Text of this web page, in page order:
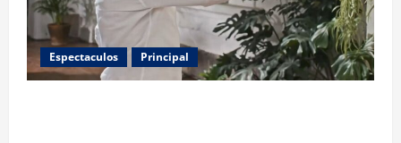
Espectaculos Principal